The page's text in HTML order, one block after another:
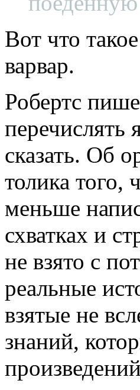
Вот что
варвар.
Робертс
перечислять
сказать. Об
толика того,
меньше
схватках и
не взято с
реальные
взятые не
знаний,